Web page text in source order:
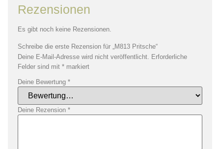
Rezensionen
Es gibt noch keine Rezensionen.
Schreibe die erste Rezension für „M813 Pritsche“
Deine E-Mail-Adresse wird nicht veröffentlicht. Erforderliche
Felder sind mit * markiert
Deine Bewertung *
Deine Rezension *